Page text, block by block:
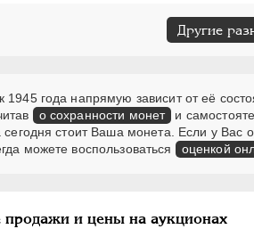
Другие
1945 года напрямую зависит от её
о сохранности монет
и
сегодня стоит Ваша монета. Если у
можете воспользоваться
оценкой
и цены на аукционах